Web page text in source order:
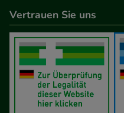
Vertrauen Sie uns